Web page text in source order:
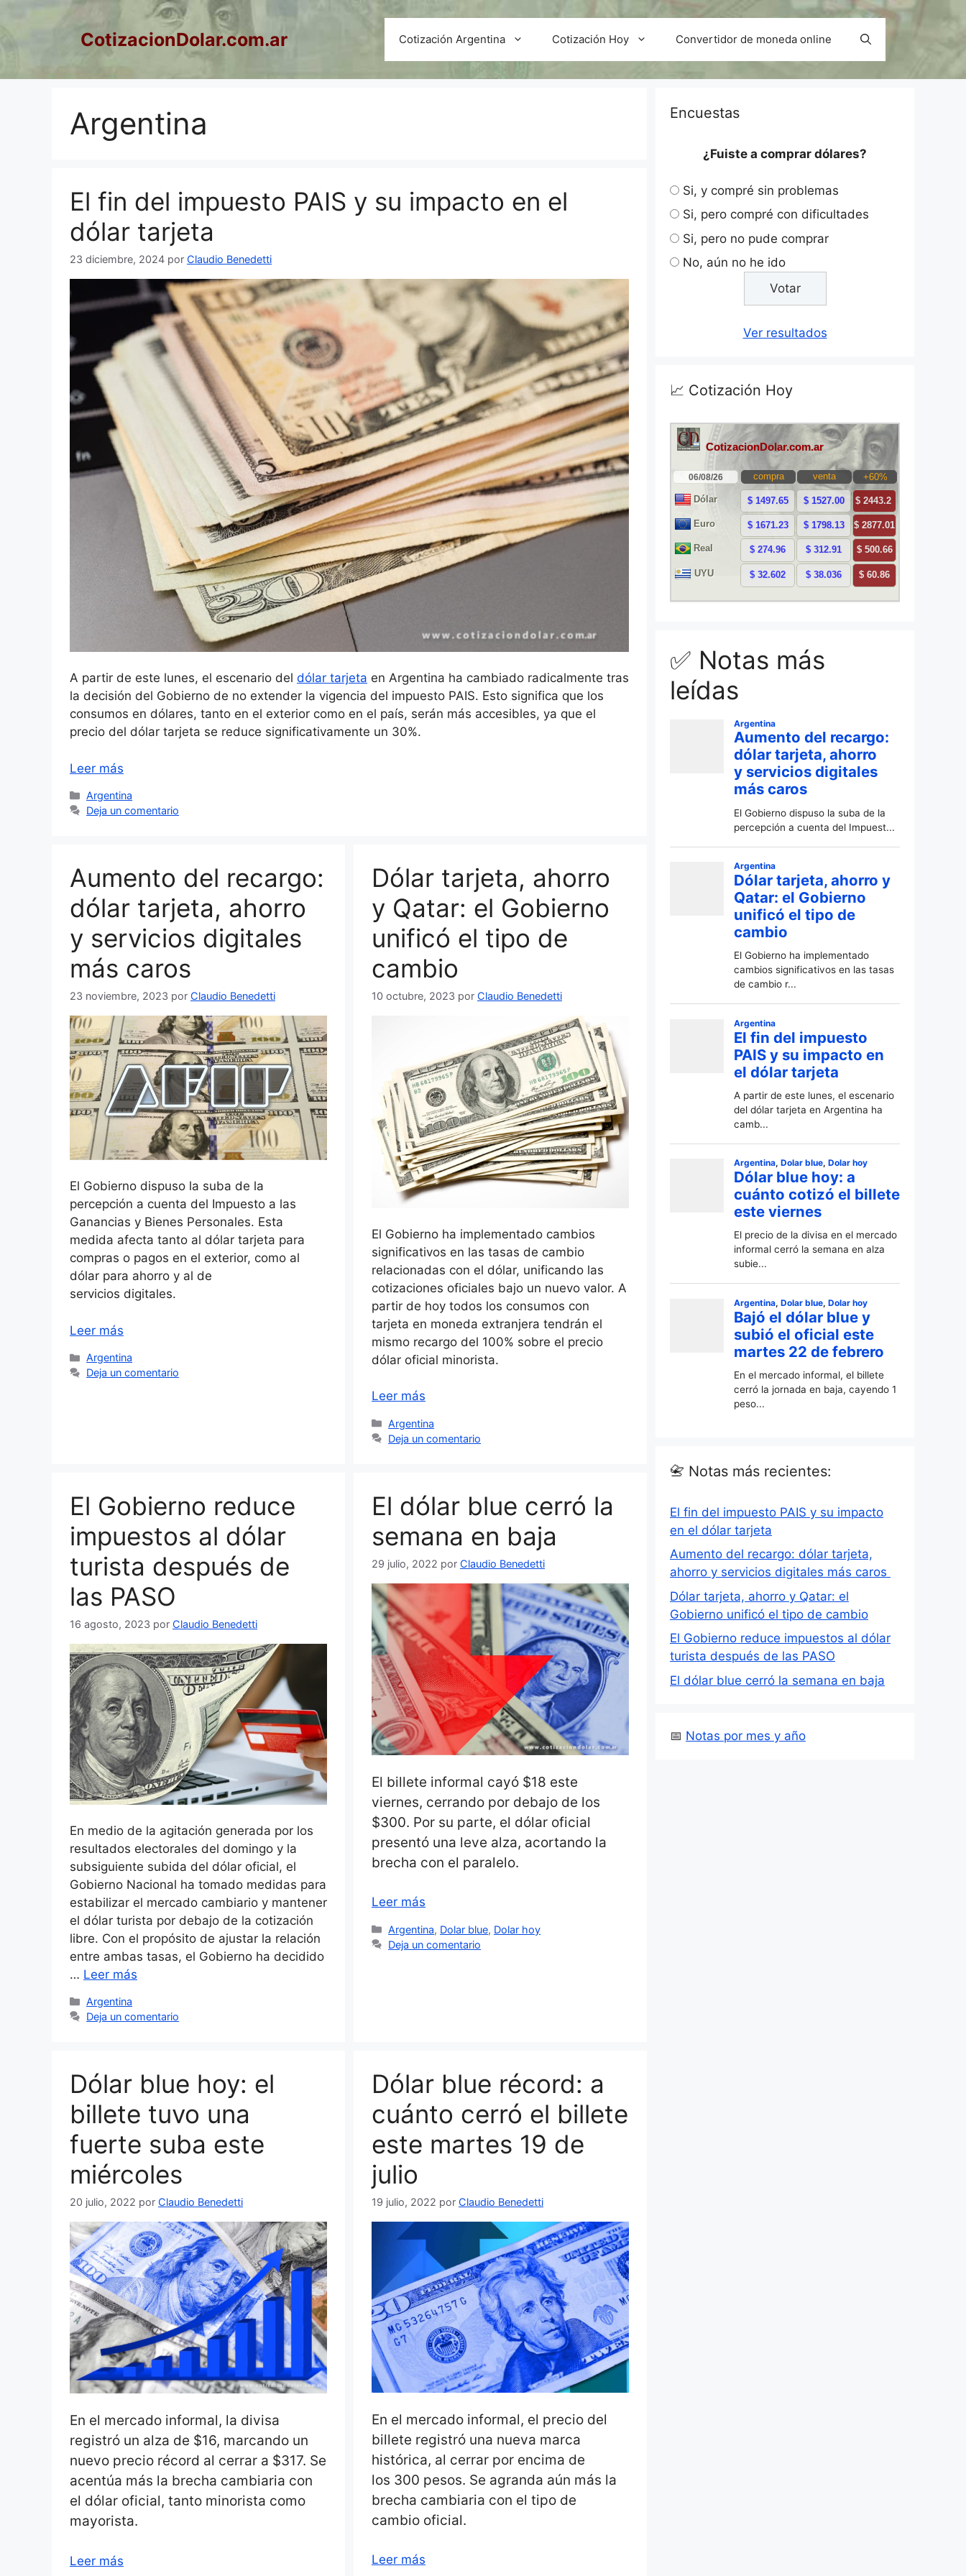
al
CotizacionDolar.com.ar Cotización Argentina Cotización Hoy Convertidor de moneda online
Argentina
El fin del impuesto PAIS y su impacto en el
dólar tarjeta
23 diciembre, 2024 por Claudio Benedetti
A partir de este lunes, el escenario del dólar tarjeta en Argentina ha cambiado radicalmente tras
la decisión del Gobierno de no extender la vigencia del impuesto PAIS. Esto significa que los
consumos en dólares, tanto en el exterior como en el país, serán más accesibles, ya que el
precio del dólar tarjeta se reduce significativamente un 30%.
Leer más
Categorías
Argentina
Deja un comentario
Aumento del recargo:
dólar tarjeta, ahorro
y servicios digitales
más caros
23 noviembre, 2023 por Claudio Benedetti
El Gobierno dispuso la suba de la
percepción a cuenta del Impuesto a las
Ganancias y Bienes Personales. Esta
medida afecta tanto al dólar tarjeta para
compras o pagos en el exterior, como al
dólar para ahorro y al de
servicios digitales.
Leer más
Categorías
Argentina
Deja un comentario
Dólar tarjeta, ahorro
y Qatar: el Gobierno
unificó el tipo de
cambio
10 octubre, 2023 por Claudio Benedetti
El Gobierno ha implementado cambios
significativos en las tasas de cambio
relacionadas con el dólar, unificando las
cotizaciones oficiales bajo un nuevo valor. A
partir de hoy todos los consumos con
tarjeta en moneda extranjera tendrán el
mismo recargo del 100% sobre el precio
dólar oficial minorista.
Leer más
Categorías
Argentina
Deja un comentario
El Gobierno reduce
impuestos al dólar
turista después de
las PASO
16 agosto, 2023 por Claudio Benedetti
En medio de la agitación generada por los
resultados electorales del domingo y la
subsiguiente subida del dólar oficial, el
Gobierno Nacional ha tomado medidas para
estabilizar el mercado cambiario y mantener
el dólar turista por debajo de la cotización
libre. Con el propósito de ajustar la relación
entre ambas tasas, el Gobierno ha decidido
… Leer más
Categorías
Argentina
Deja un comentario
El dólar blue cerró la
semana en baja
29 julio, 2022 por Claudio Benedetti
El billete informal cayó $18 este
viernes, cerrando por debajo de los
$300. Por su parte, el dólar oficial
presentó una leve alza, acortando la
brecha con el paralelo.
Leer más
Categorías
Argentina, Dolar blue, Dolar hoy
Deja un comentario
Dólar blue hoy: el
billete tuvo una
fuerte suba este
miércoles
20 julio, 2022 por Claudio Benedetti
En el mercado informal, la divisa
registró un alza de $16, marcando un
nuevo precio récord al cerrar a $317. Se
acentúa más la brecha cambiaria con
el dólar oficial, tanto minorista como
mayorista.
Leer más
Dólar blue récord: a
cuánto cerró el billete
este martes 19 de
julio
19 julio, 2022 por Claudio Benedetti
En el mercado informal, el precio del
billete registró una nueva marca
histórica, al cerrar por encima de
los 300 pesos. Se agranda aún más la
brecha cambiaria con el tipo de
cambio oficial.
Leer más
Encuestas
¿Fuiste a comprar dólares?
Si, y compré sin problemas
Si, pero compré con dificultades
Si, pero no pude comprar
No, aún no he ido
Ver resultados
📈 Cotización Hoy
✅ Notas más
leídas
📇 Notas más recientes:
El fin del impuesto PAIS y su impacto
en el dólar tarjeta
Aumento del recargo: dólar tarjeta,
ahorro y servicios digitales más caros
Dólar tarjeta, ahorro y Qatar: el
Gobierno unificó el tipo de cambio
El Gobierno reduce impuestos al dólar
turista después de las PASO
El dólar blue cerró la semana en baja
📅 Notas por mes y año